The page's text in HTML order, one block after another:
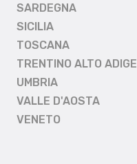
SARDEGNA
SICILIA
TOSCANA
TRENTINO ALTO ADIGE
UMBRIA
VALLE D'AOSTA
VENETO